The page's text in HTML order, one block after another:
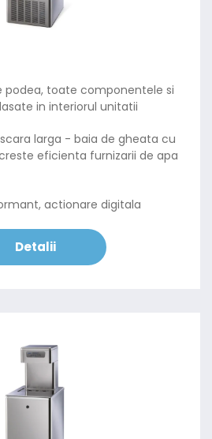
podea, toate componentele si
in interiorul unitatii
larga - baia de gheata cu
eficienta furnizarii de apa
actionare digitala
Detalii